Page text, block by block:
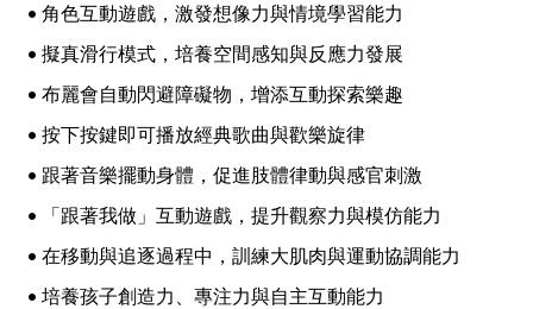
• 角色互動遊戲，激發想像力與情境學習能力
• 擬真滑行模式，培養空間感知與反應力發展
• 布麗會自動閃避障礙物，增添互動探索樂趣
• 按下按鍵即可播放經典歌曲與歡樂旋律
• 跟著音樂擺動身體，促進肢體律動與感官刺激
• 「跟著我做」互動遊戲，提升觀察力與模仿能力
• 在移動與追逐過程中，訓練大肌肉與運動協調能力
• 培養孩子創造力、專注力與自主互動能力